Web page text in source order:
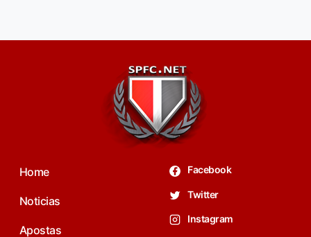
Home
Noticias
Apostas
Facebook
Twitter
Instagram